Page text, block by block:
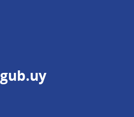
gub.uy